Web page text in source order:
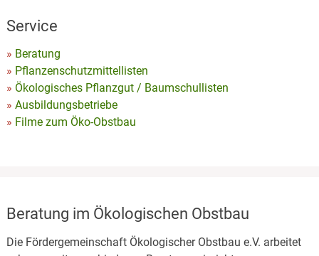
Service
Beratung
Pflanzenschutzmittellisten
Ökologisches Pflanzgut / Baumschullisten
Ausbildungsbetriebe
Filme zum Öko-Obstbau
Beratung im Ökologischen Obstbau
Die Fördergemeinschaft Ökologischer Obstbau e.V. arbeitet